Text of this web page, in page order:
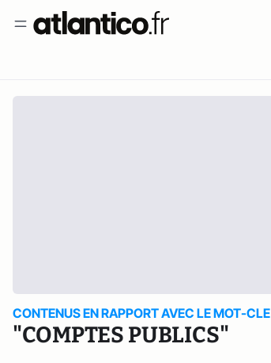
CONTENUS EN RAPPORT AVEC LE MOT-CLE
"COMPTES PUBLICS"